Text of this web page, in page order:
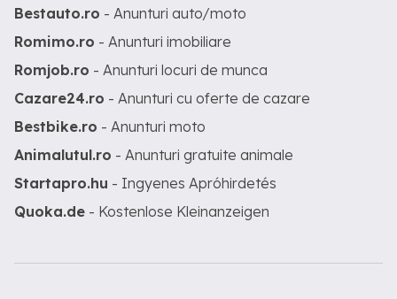
Bestauto.ro - Anunturi auto/moto
Romimo.ro - Anunturi imobiliare
Romjob.ro - Anunturi locuri de munca
Cazare24.ro - Anunturi cu oferte de cazare
Bestbike.ro - Anunturi moto
Animalutul.ro - Anunturi gratuite animale
Startapro.hu - Ingyenes Apróhirdetés
Quoka.de - Kostenlose Kleinanzeigen